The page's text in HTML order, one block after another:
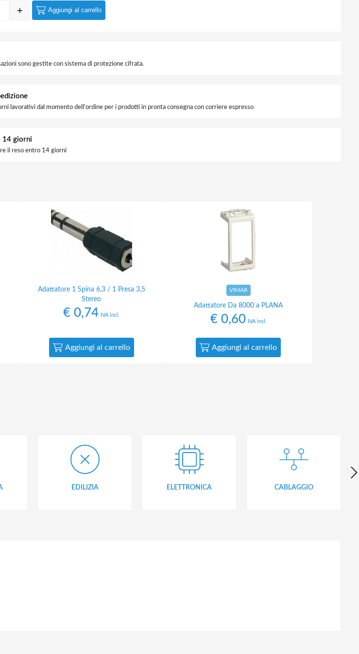
Carta 50x50 quantità
+ Aggiungi al carrello
sono gestite con sistema di protezione cifrata.
lavorativi dal momento dell'ordine per i prodotti in pronta consegna con corriere espresso
14 giorni
il reso entro 14 giorni
Adattatore 1 Spina 6,3 / 1 Presa 3,5
Stereo
€ 0,74 IVA incl.
Aggiungi al carrello
VIMAR
Adattatore Da 8000 a PLANA
€0,60 IVA incl.
Aggiungi al carrello
EDILIZIA ELETTRONICA CABLAGGIO